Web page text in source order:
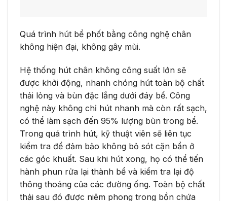
Quá trình hút bể phốt bằng công nghệ chân
không hiện đại, không gây mùi.
Hệ thống hút chân không công suất lớn sẽ
được khởi động, nhanh chóng hút toàn bộ chất
thải lỏng và bùn đặc lắng dưới đáy bể. Công
nghệ này không chỉ hút nhanh mà còn rất sạch,
có thể làm sạch đến 95% lượng bùn trong bể.
Trong quá trình hút, kỹ thuật viên sẽ liên tục
kiểm tra để đảm bảo không bỏ sót cặn bẩn ở
các góc khuất. Sau khi hút xong, họ có thể tiến
hành phun rửa lại thành bể và kiểm tra lại độ
thông thoáng của các đường ống. Toàn bộ chất
thải sau đó được niêm phong trong bồn chứa